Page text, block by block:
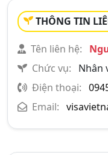
THÔNG TIN
Tên liên hệ:
Chức vụ:
Nhân
Điện thoại:
Email: